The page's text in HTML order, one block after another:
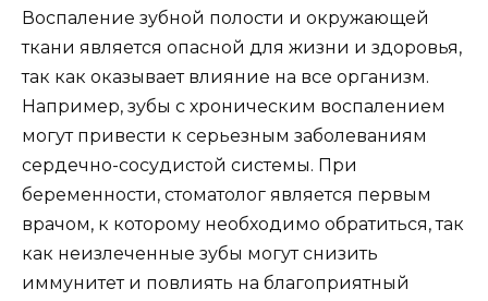
Воспаление зубной полости и окружающей
ткани является опасной для жизни и здоровья,
так как оказывает влияние на все организм.
Например, зубы с хроническим воспалением
могут привести к серьезным заболеваниям
сердечно-сосудистой системы. При
беременности, стоматолог является первым
врачом, к которому необходимо обратиться, так
как неизлеченные зубы могут снизить
иммунитет и повлиять на благоприятный